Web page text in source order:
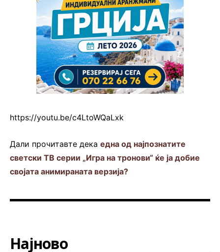
https://youtu.be/c4LtoWQaLxk
Дали прочитавте дека една од најпознатите
светски ТВ серии „Игра на тронови“ ќе ја добие
својата анимираната верзија?
Најново